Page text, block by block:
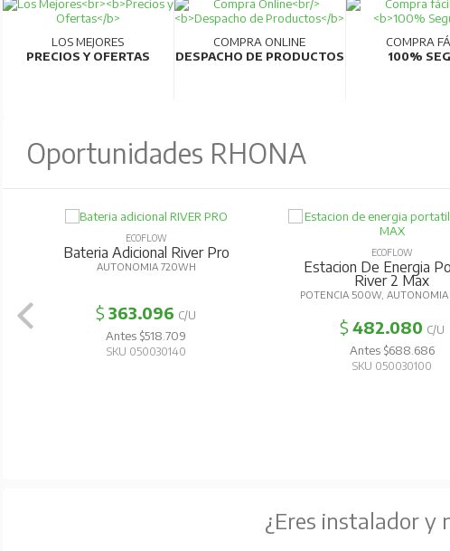
LOS MEJORES
PRECIOS Y OFERTAS
COMPRA ONLINE
DESPACHO DE PRODUCTOS
COMPRA
100%
Oportunidades RHONA
ECOFLOW
Bateria Adicional River Pro
AUTONOMIA 720WH
$363.096 C/U
Antes $518.709
SKU 050030140
ECOFLOW
Estacion De Energia
River 2 Max
POTENCIA 500W, AUTONOMIA
$ 482.080 C/U
Antes $688.686
SKU 050030100
¿Eres instalador y